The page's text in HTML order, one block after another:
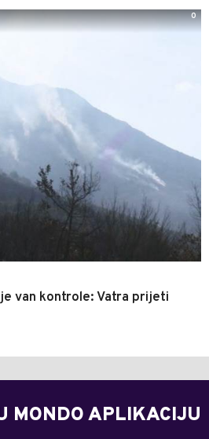
van kontrole: Vatra prijeti
0
MONDO APLIKACIJU